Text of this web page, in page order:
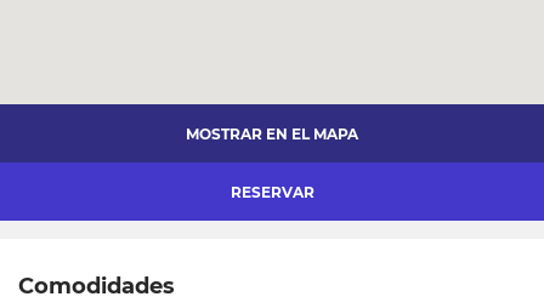
MOSTRAR EN EL MAPA
RESERVAR
Comodidades